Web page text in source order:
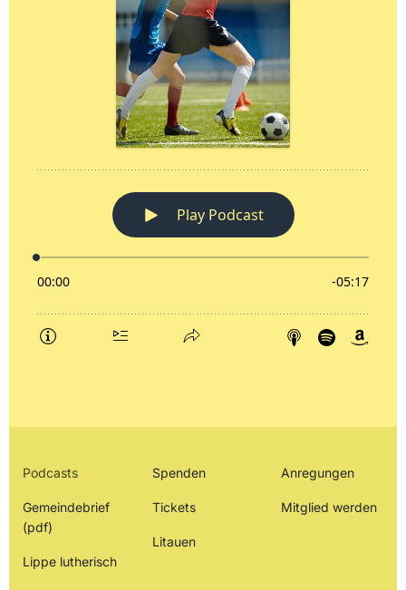
Podcasts
Gemeindebrief
(pdf)
Lippe lutherisch
Spenden
Tickets
Litauen
Anregungen
Mitglied werden